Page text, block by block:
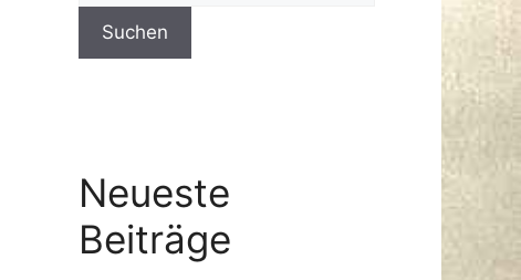
Suchen
Neueste
Beiträge